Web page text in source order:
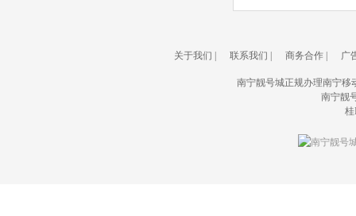
关于我们 联系我们 商务合作| 广
南宁靓号城正规办理南宁移
南宁靓
桂